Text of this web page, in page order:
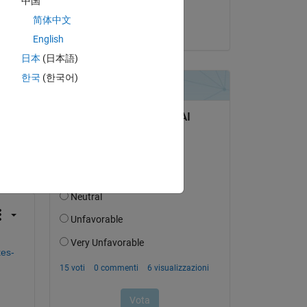
简体中文
English
日本 (日本語)
한국 (한국어)